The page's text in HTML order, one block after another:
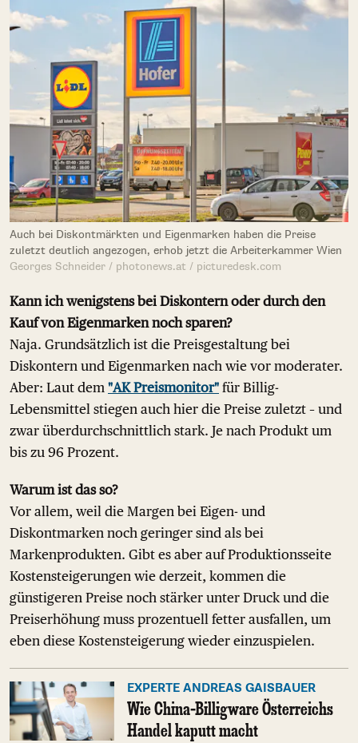
Auch bei Diskontmärkten und Eigenmarken haben die Preise
zuletzt deutlich angezogen, erhob jetzt die Arbeiterkammer Wien
Georges Schneider / photonews.at / picturedesk.com
Kann ich wenigstens bei Diskontern oder durch den
Kauf von Eigenmarken noch sparen?
Naja. Grundsätzlich ist die Preisgestaltung bei
Diskontern und Eigenmarken nach wie vor moderater.
Aber: Laut dem "AK Preismonitor" für Billig-
Lebensmittel stiegen auch hier die Preise zuletzt – und
zwar überdurchschnittlich stark. Je nach Produkt um
bis zu 96 Prozent.
Warum ist das so?
Vor allem, weil die Margen bei Eigen- und
Diskontmarken noch geringer sind als bei
Markenprodukten. Gibt es aber auf Produktionsseite
Kostensteigerungen wie derzeit, kommen die
günstigeren Preise noch stärker unter Druck und die
Preiserhöhung muss prozentuell fetter ausfallen, um
eben diese Kostensteigerung wieder einzuspielen.
EXPERTE ANDREAS GAISBAUER
Wie China-Billigware Österreichs
Handel kaputt macht